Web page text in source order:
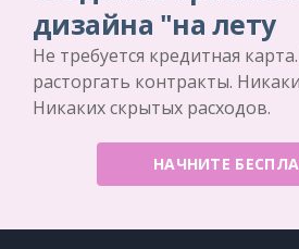
дизайна "на лету
Не требуется кредитная
расторгать контракты.
Никаких скрытых расходов.
НАЧНИТЕ